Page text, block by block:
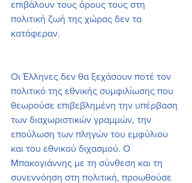
επιβάλουν τους όρους τους στη
πολιτική ζωή της χώρας δεν τα
κατάφεραν.
Οι Έλληνες δεν θα ξεχάσουν ποτέ τον
πολιτικό της εθνικής συμφιλίωσης που
θεωρούσε επιβεβλημένη την υπέρβαση
των διαχωριστικών γραμμών, την
επούλωση των πληγών του εμφύλιου
και του εθνικού διχασμού. Ο
Μπακογιάννης με τη σύνθεση και τη
συνεννόηση στη πολιτική, προωθούσε